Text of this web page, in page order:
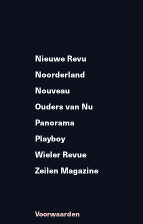
Nieuwe Revu
Noorderland
Nouveau
Ouders van Nu
Panorama
Playboy
Wieler Revue
Zeilen Magazine
Voorwaarden